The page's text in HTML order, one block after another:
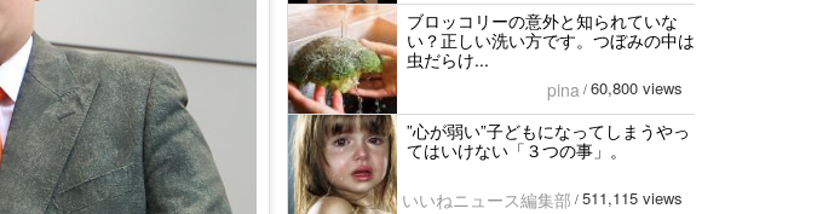
ブロッコリーの意外と知られていな
い？正しい洗い方です。つぼみの中は
虫だらけ...
pina / 60,800 views
”心が弱い”子どもになってしまうやっ
てはいけない「３つの事」。
いいねニュース編集部 / 511,115 views